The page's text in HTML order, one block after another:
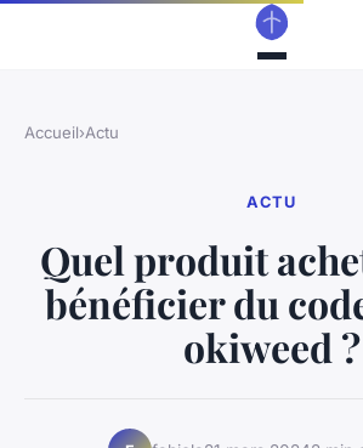
Accueil›Actu
ACTU
Quel produit
bénéficier du
okiweed ?